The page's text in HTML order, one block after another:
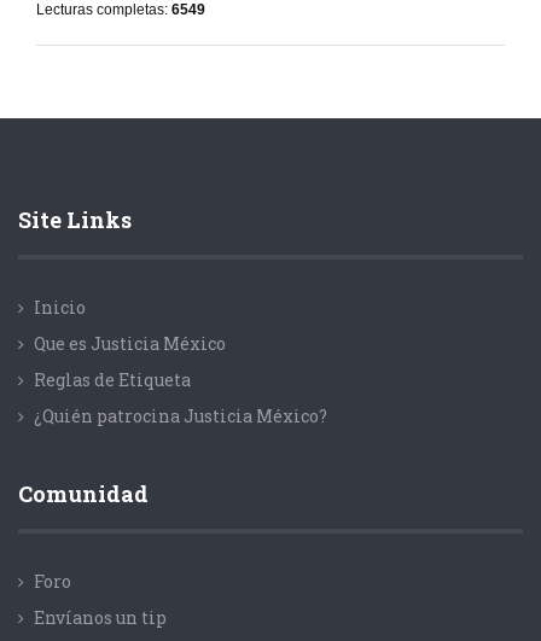
Lecturas completas: 6549
Site Links
Inicio
Que es Justicia México
Reglas de Etiqueta
¿Quién patrocina Justicia México?
Comunidad
Foro
Envíanos un tip